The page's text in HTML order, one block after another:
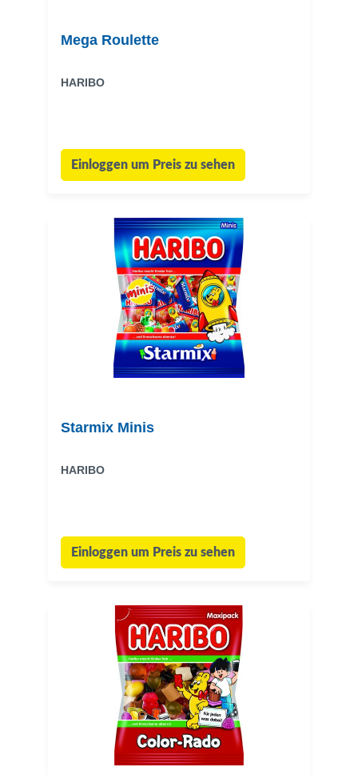
Mega Roulette
HARIBO
Einloggen um Preis zu sehen
Starmix Minis
HARIBO
Einloggen um Preis zu sehen